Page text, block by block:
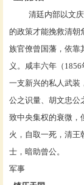
清廷内部以文庆
的政策才能挽救清朝
族官僚曾国藩 ，依
义 。咸丰六年（1856
一支新兴的私人武装
公之识量、胡文忠公
致中央集权的衰微，
火，自取一死，清王
士，暗助曾公。
军事